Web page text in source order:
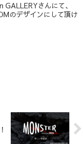
さんにて、
のデザインにして頂け